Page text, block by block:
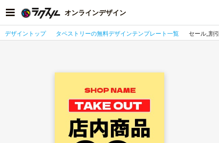
オンラインデザイン
デザイントップ タペストリーの無料デザインテンプレート一覧 セール_割